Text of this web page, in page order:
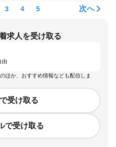
3 4 5 次へ
求人を受け取る
由
ほか、おすすめ情報なども配信しま
受け取る
で受け取る